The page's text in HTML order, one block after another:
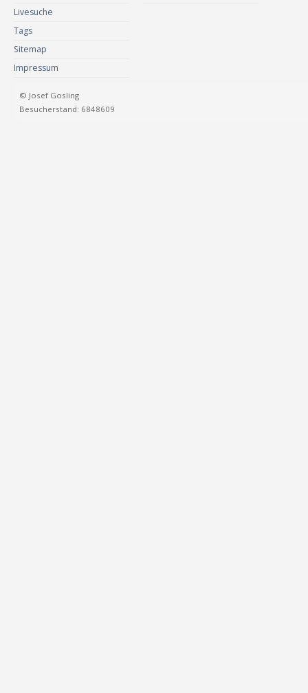
Livesuche
Tags
Sitemap
Impressum
© Josef Gosling
Besucherstand: 6848609